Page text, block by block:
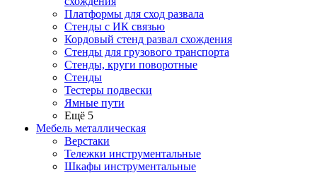
Платформы для сход развала
Стенды с ИК связью
Кордовый стенд развал схождения
Стенды для грузового транспорта
Стенды, круги поворотные
Стенды
Тестеры подвески
Ямные пути
Ещё 5
Мебель металлическая
Верстаки
Тележки инструментальные
Шкафы инструментальные